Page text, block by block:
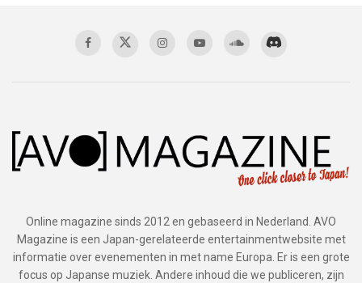
Online magazine sinds 2012 en gebaseerd in Nederland. AVO
Magazine is een Japan-gerelateerde entertainmentwebsite met
informatie over evenementen in met name Europa. Er is een grote
focus op Japanse muziek. Andere inhoud die we publiceren, zijn